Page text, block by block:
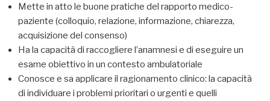
Mette in atto le buone pratiche del rapporto medico-
paziente (colloquio, relazione, informazione, chiarezza,
acquisizione del consenso)
Ha la capacità di raccogliere l’anamnesi e di eseguire un
esame obiettivo in un contesto ambulatoriale
Conosce e sa applicare il ragionamento clinico: la capacità
di individuare i problemi prioritari o urgenti e quelli